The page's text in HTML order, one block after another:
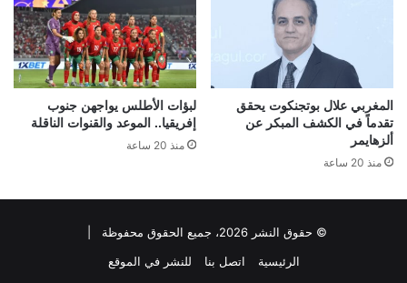
المغربي علال بوتجنكوت يحقق
تقدماً في الكشف المبكر عن
ألزهايمر
منذ 20 ساعة
لبؤات الأطلس يواجهن جنوب
إفريقيا.. الموعد والقنوات الناقلة
منذ 20 ساعة
© حقوق النشر 2026، جميع الحقوق محفوظة |
الرئيسية
اتصل بنا للنشر في الموقع